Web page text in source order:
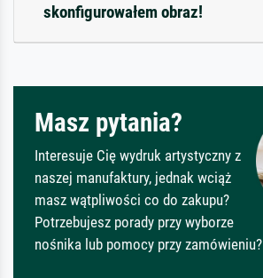
skonfigurowałem obraz!
Masz pytania?
Interesuje Cię wydruk artystyczny z
naszej manufaktury, jednak wciąż
masz wątpliwości co do zakupu?
Potrzebujesz porady przy wyborze
nośnika lub pomocy przy zamówieniu?